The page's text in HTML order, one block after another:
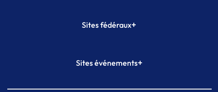
Sites fédéraux+
Plateforme Formation
Sites événements+